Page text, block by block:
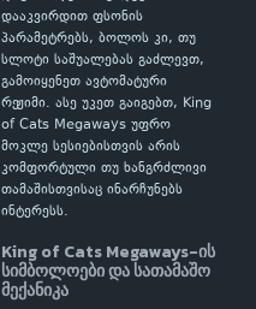
დააკვირდით ფსონის
პარამეტრებს, ბოლოს კი, თუ
სლოტი საშუალებას გაძლევთ,
გამოიყენეთ ავტომატური
რეჟიმი. ასე უკეთ გაიგებთ, King
of Cats Megaways უფრო
მოკლე სესიებისთვის არის
კომფორტული თუ ხანგრძლივი
თამაშისთვისაც ინარჩუნებს
ინტერესს.
King of Cats Megaways-ის
სიმბოლოები და სათამაშო
მექანიკა